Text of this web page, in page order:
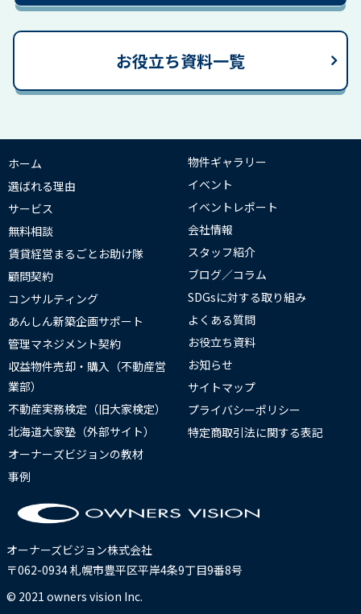
お役立ち資料一覧
オーナーズビジョン株式会社
〒062-0934 札幌市豊平区平岸4条9丁目9番8号
© 2021 owners vision Inc.
ホーム
選ばれる理由
サービス
無料相談
賃貸経営まるごとお助け隊
顧問契約
コンサルティング
あんしん新築企画サポート
管理マネジメント契約
収益物件売却・購入（不動産営
業部）
不動産実務検定（旧大家検定）
北海道大家塾（外部サイト）
オーナーズビジョンの教材
事例
物件ギャラリー
イベント
イベントレポート
会社情報
スタッフ紹介
ブログ／コラム
SDGsに対する取り組み
よくある質問
お役立ち資料
お知らせ
サイトマップ
プライバシーポリシー
特定商取引法に関する表記